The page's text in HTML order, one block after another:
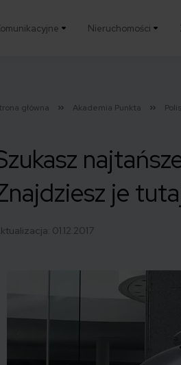
Nieruchomości
główna Akademia Punkta
je
01.12.2017